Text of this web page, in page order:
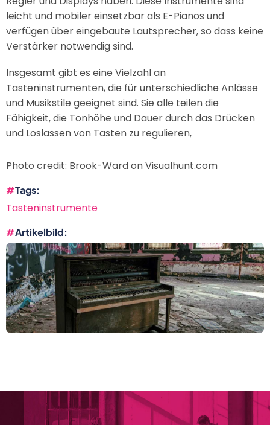
leicht und mobiler einsetzbar als E-Pianos und
verfügen über eingebaute Lautsprecher, so dass keine
Verstärker notwendig sind.
Insgesamt gibt es eine Vielzahl an
Tasteninstrumenten, die für unterschiedliche Anlässe
und Musikstile geeignet sind. Sie alle teilen die
Fähigkeit, die Tonhöhe und Dauer durch das Drücken
und Loslassen von Tasten zu regulieren,
Photo credit: Brook-Ward on Visualhunt.com
Tags
Tasteninstrumente
Artikelbild